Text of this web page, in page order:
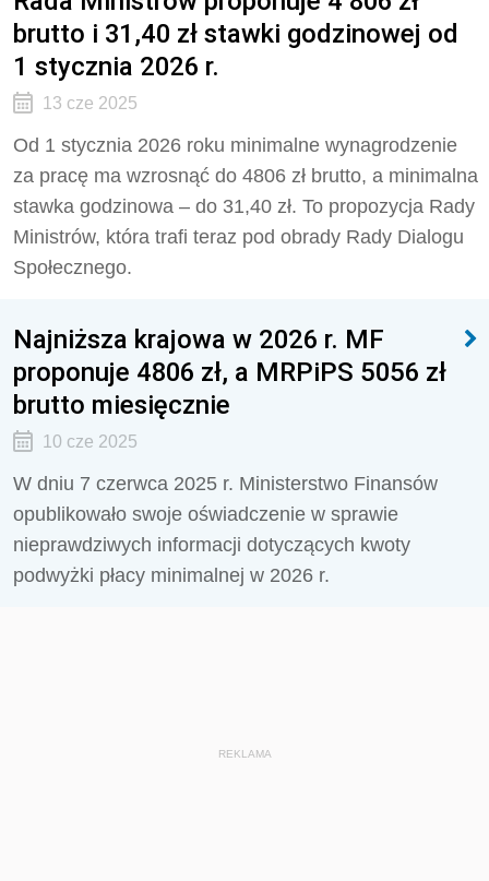
brutto i 31,40 zł stawki godzinowej od
1 stycznia 2026 r.
13 cze 2025
Od 1 stycznia 2026 roku minimalne wynagrodzenie
za pracę ma wzrosnąć do 4806 zł brutto, a minimalna
stawka godzinowa – do 31,40 zł. To propozycja Rady
Ministrów, która trafi teraz pod obrady Rady Dialogu
Społecznego.
Najniższa krajowa w 2026 r. MF
proponuje 4806 zł, a MRPiPS 5056 zł
brutto miesięcznie
10 cze 2025
W dniu 7 czerwca 2025 r. Ministerstwo Finansów
opublikowało swoje oświadczenie w sprawie
nieprawdziwych informacji dotyczących kwoty
podwyżki płacy minimalnej w 2026 r.
REKLAMA